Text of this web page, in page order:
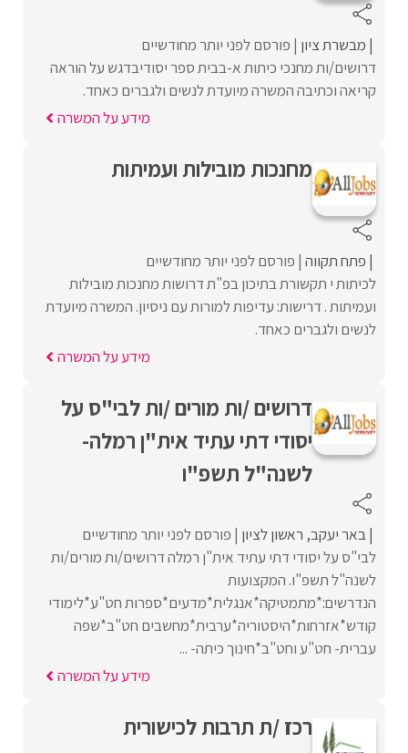
מבשרת ציון פורסם לפני יותר מחודשיים
דרושים/ות מחנכי כיתות א-בבית ספר יסודיבדגש על הוראה
קריאה וכתיבה המשרה מיועדת לנשים ולגברים כאחד.
מידע על המשרה
מחנכות מובילות ועמיתות
פתח תקווה פורסם לפני יותר מחודשיים
לכיתות י תקשורת בתיכון בפ"ת דרושות מחנכות מובילות
ועמיתות . דרישות: עדיפות למורות עם ניסיון. המשרה מיועדת
לנשים ולגברים כאחד.
מידע על המשרה
דרושים /ות מורים /ות לבי"ס על
יסודי דתי עתיד אית"ן רמלה-
לשנה"ל תשפ"ו
באר יעקב ראשון לציון פורסם לפני יותר מחודשיים
לבי"ס על יסודי דתי עתיד אית"ן רמלה דרושים/ות מורים/ות
לשנה"ל תשפ"ו. המקצועות
הנדרשים:*מתמטיקה*אנגלית*מדעים*ספרות חט"ע*לימודי
קודש*אזרחות*היסטוריה*ערבית*מחשבים חט"ב*שפה
עברית- חט"ע וחט"ב*חינוך כיתה- ...
מידע על המשרה
רכז /ת תרבות לכישורית